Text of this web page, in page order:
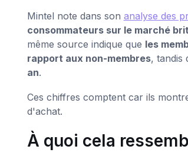
Mintel note dans son analyse des
consommateurs sur le marché
même source indique que les
rapport aux non-membres, tandis
an.
Ces chiffres comptent car ils
d'achat.
À quoi cela